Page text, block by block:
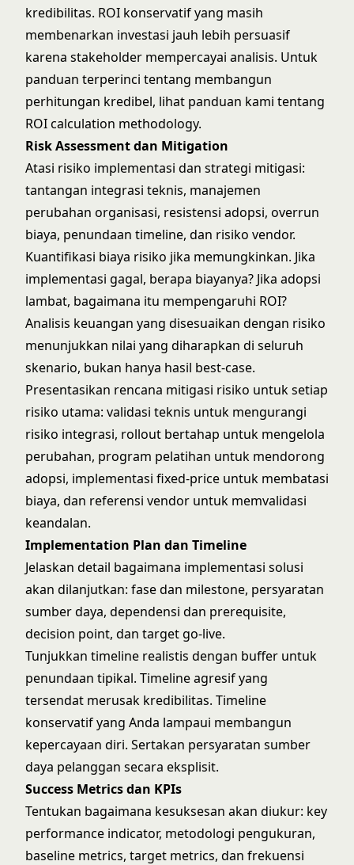
kredibilitas. ROI konservatif yang masih
membenarkan investasi jauh lebih persuasif
karena stakeholder mempercayai analisis. Untuk
panduan terperinci tentang membangun
perhitungan kredibel, lihat panduan kami tentang
ROI calculation methodology.
Risk Assessment dan Mitigation
Atasi risiko implementasi dan strategi mitigasi:
tantangan integrasi teknis, manajemen
perubahan organisasi, resistensi adopsi, overrun
biaya, penundaan timeline, dan risiko vendor.
Kuantifikasi biaya risiko jika memungkinkan. Jika
implementasi gagal, berapa biayanya? Jika adopsi
lambat, bagaimana itu mempengaruhi ROI?
Analisis keuangan yang disesuaikan dengan risiko
menunjukkan nilai yang diharapkan di seluruh
skenario, bukan hanya hasil best-case.
Presentasikan rencana mitigasi risiko untuk setiap
risiko utama: validasi teknis untuk mengurangi
risiko integrasi, rollout bertahap untuk mengelola
perubahan, program pelatihan untuk mendorong
adopsi, implementasi fixed-price untuk membatasi
biaya, dan referensi vendor untuk memvalidasi
keandalan.
Implementation Plan dan Timeline
Jelaskan detail bagaimana implementasi solusi
akan dilanjutkan: fase dan milestone, persyaratan
sumber daya, dependensi dan prerequisite,
decision point, dan target go-live.
Tunjukkan timeline realistis dengan buffer untuk
penundaan tipikal. Timeline agresif yang
tersendat merusak kredibilitas. Timeline
konservatif yang Anda lampaui membangun
kepercayaan diri. Sertakan persyaratan sumber
daya pelanggan secara eksplisit.
Success Metrics dan KPIs
Tentukan bagaimana kesuksesan akan diukur: key
performance indicator, metodologi pengukuran,
baseline metrics, target metrics, dan frekuensi